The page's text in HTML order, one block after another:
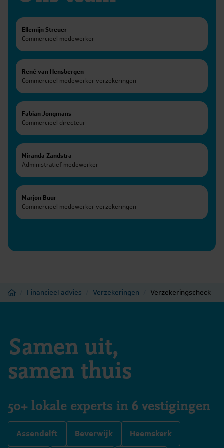
LinkedIn
E-mail
Ellemijn Streuer
Commercieel medewerker
Meer informatie
Heemskerk
LinkedIn
E-mail
René van Hensbergen
Commercieel medewerker verzekeringen
Meer informatie
Heemskerk
LinkedIn
E-mail
Fabian Jongmans
Commercieel directeur
Meer informatie
Heemskerk
E-mail
Miranda Zandstra
Administratief medewerker
Meer informatie
Heemskerk
E-mail
Marjon Buur
Commercieel medewerker verzekeringen
Home Financieel advies Verzekeringen Verzekeringscheck
Samen uit,
samen thuis
50+ lokale experts in 6 vestigingen
Assendelft Beverwijk Heemskerk